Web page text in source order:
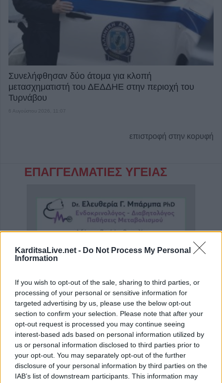
KarditsaLive.net - Do Not Process My Personal
Information
If you wish to opt-out of the sale, sharing to third parties, or
processing of your personal or sensitive information for
targeted advertising by us, please use the below opt-out
section to confirm your selection. Please note that after your
opt-out request is processed you may continue seeing
interest-based ads based on personal information utilized by
us or personal information disclosed to third parties prior to
your opt-out. You may separately opt-out of the further
disclosure of your personal information by third parties on the
IAB’s list of downstream participants. This information may
Συνελήφθησαν δύο άτομα για κλοπή
μετασχηματιστή του ΔΕΔΔΗΕ στην περιοχή του
Τυρνάβου
6 Αυγούστου 2026, 11:07
επιστροφή στην κορυφή
ΕΠΑΓΓΕΛΜΑΤΙΕΣ ΥΓΕΙΑΣ
Ενδοκρινολόγος - Διαβητολόγος "Δρ Ελευθερία Γ. Μπάρμπα"
ΑΓΓΕΛΙΕΣ